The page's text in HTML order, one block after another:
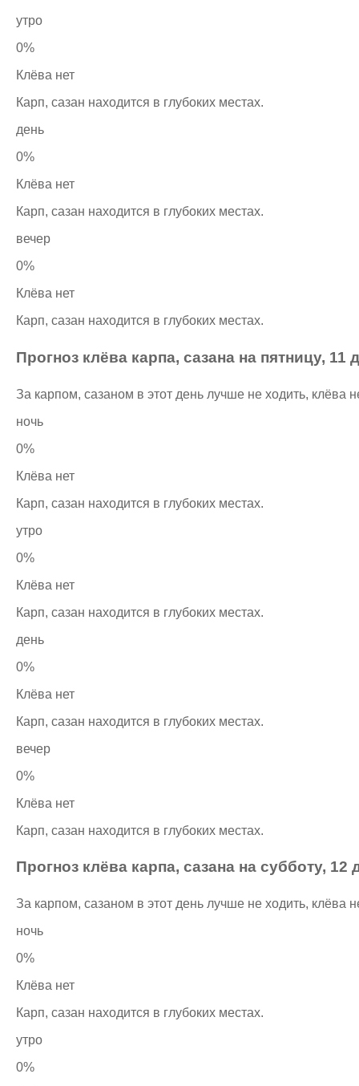
утро
0%
Клёва нет
Карп, сазан находится в глубоких местах.
день
0%
Клёва нет
Карп, сазан находится в глубоких местах.
вечер
0%
Клёва нет
Карп, сазан находится в глубоких местах.
Прогноз клёва карпа, сазана на пятницу, 11
За карпом, сазаном в этот день лучше не ходить, клёва
ночь
0%
Клёва нет
Карп, сазан находится в глубоких местах.
утро
0%
Клёва нет
Карп, сазан находится в глубоких местах.
день
0%
Клёва нет
Карп, сазан находится в глубоких местах.
вечер
0%
Клёва нет
Карп, сазан находится в глубоких местах.
Прогноз клёва карпа, сазана на субботу, 12
За карпом, сазаном в этот день лучше не ходить, клёва
ночь
0%
Клёва нет
Карп, сазан находится в глубоких местах.
утро
0%